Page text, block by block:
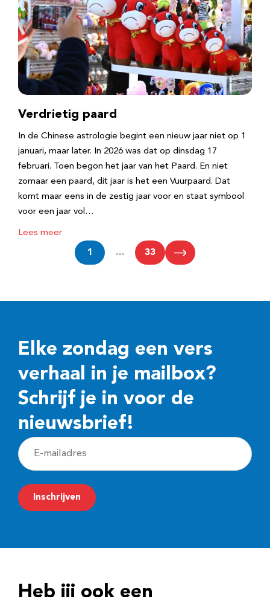
Verdrietig paard
In de Chinese astrologie begint een nieuw jaar niet op 1
januari, maar later. In 2026 was dat op dinsdag 17
februari. Toen begon het jaar van het Paard. En niet
zomaar een paard, dit jaar is het een Vuurpaard. Dat
komt maar eens in de zestig jaar voor en staat symbool
voor een jaar vol…
Lees meer
1 … 33
Elke zondag een vers
verhaal in je mailbox?
Schrijf je in voor de
nieuwsbrief!
E
-
m
a
Inschrijven
Heb jij ook een